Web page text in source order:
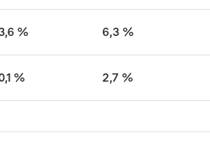
% 6,3 %
% 2,7 %